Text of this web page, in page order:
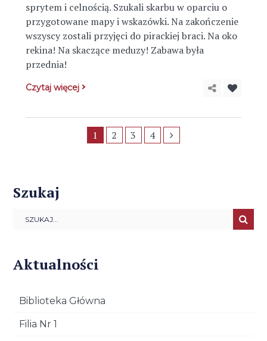
sprytem i celnością. Szukali skarbu w oparciu o
przygotowane mapy i wskazówki. Na zakończenie
wszyscy zostali przyjęci do pirackiej braci. Na oko
rekina! Na skaczące meduzy! Zabawa była
przednia!
Czytaj więcej
1 2 3 4
Szukaj
Aktualności
Biblioteka Główna
Filia Nr 1